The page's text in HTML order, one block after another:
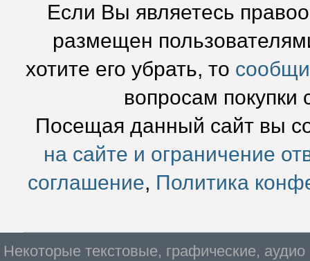
Если Вы являетесь
размещен
хотите его убрать, то
вопросам покупки
Посещая данный сайт вы
на сайте и ограничение
соглашение, Политика
Некоторые текстовые, графические,